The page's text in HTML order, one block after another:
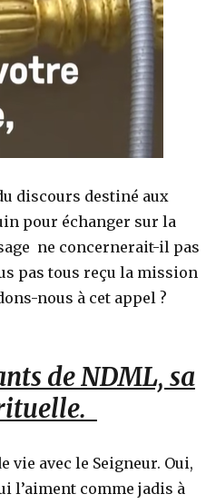
discours destiné aux
pour échanger sur la
ne concernerait-il pas
pas tous reçu la mission
nous à cet appel ?
de NDML, sa
vie avec le Seigneur. Oui,
l’aiment comme jadis à